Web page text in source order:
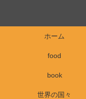
ホーム
food
book
世界の国々